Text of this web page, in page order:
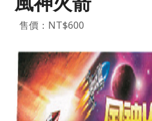
售價：NT$600